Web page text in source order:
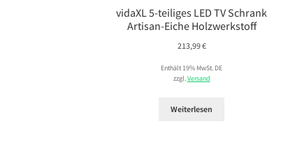
vidaXL 5-teiliges LED TV Schrank
Artisan-Eiche Holzwerkstoff
213,99€
Enthält 19% MwSt. DE
zzgl.Versand
Weiterlesen